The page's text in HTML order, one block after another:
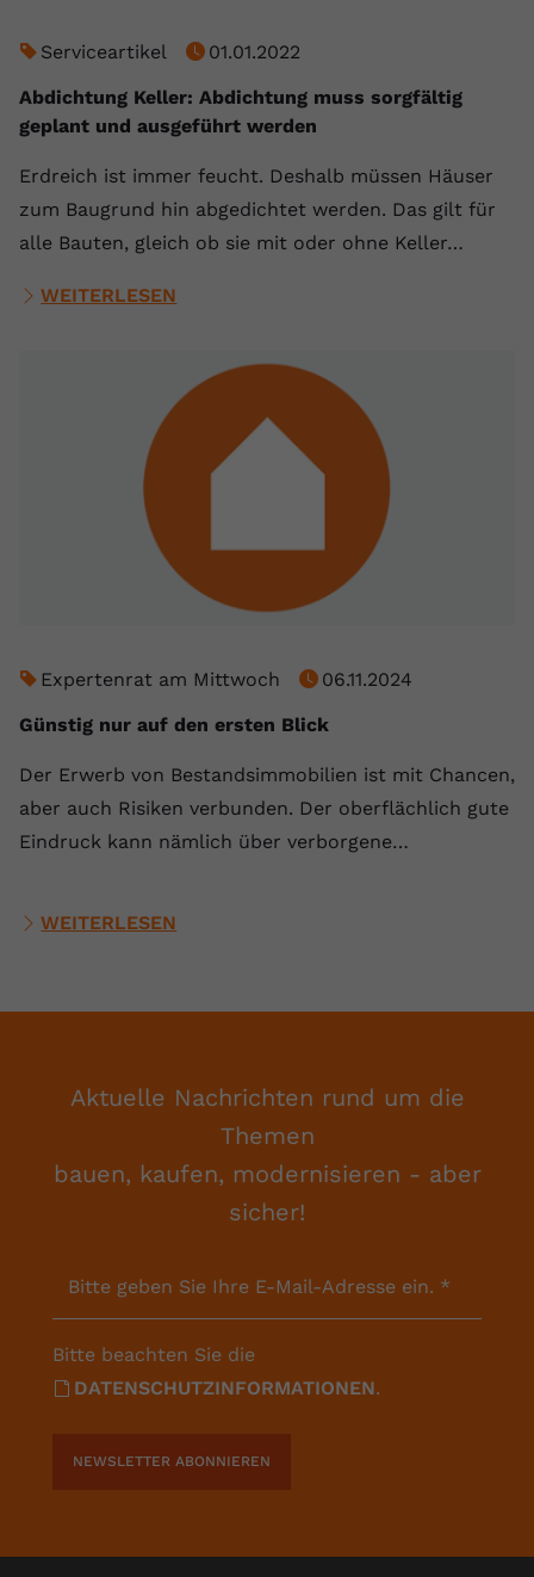
Serviceartikel
01.01.2022
Abdichtung Keller: Abdichtung muss sorgfältig
geplant und ausgeführt werden
Erdreich ist immer feucht. Deshalb müssen Häuser
zum Baugrund hin abgedichtet werden. Das gilt für
alle Bauten, gleich ob sie mit oder ohne Keller…
WEITERLESEN
Expertenrat am Mittwoch
06.11.2024
Günstig nur auf den ersten Blick
Der Erwerb von Bestandsimmobilien ist mit Chancen,
aber auch Risiken verbunden. Der oberflächlich gute
Eindruck kann nämlich über verborgene…
WEITERLESEN
Aktuelle Nachrichten rund um die
Themen
bauen, kaufen, modernisieren - aber
sicher!
Bitte geben Sie Ihre E-Mail-Adresse ein. *
Bitte beachten Sie die
DATENSCHUTZINFORMATIONEN.
NEWSLETTER ABONNIEREN